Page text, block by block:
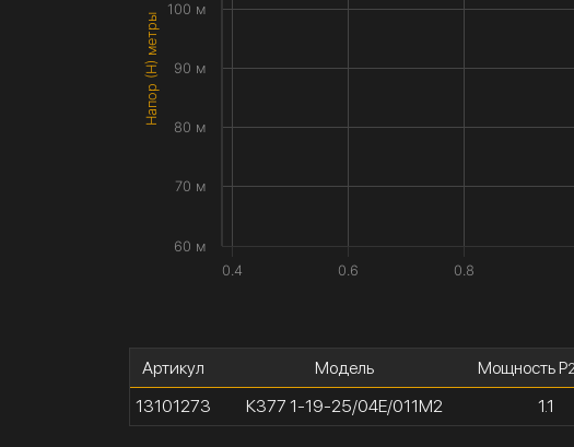
Напор (H) метры
0.4 0.6 0.8
60 м
70 м
80 м
90 м
100 м
Артикул
13101273
Модель
К377 1-19-25/04Е/011М2
Мощность P
1.1